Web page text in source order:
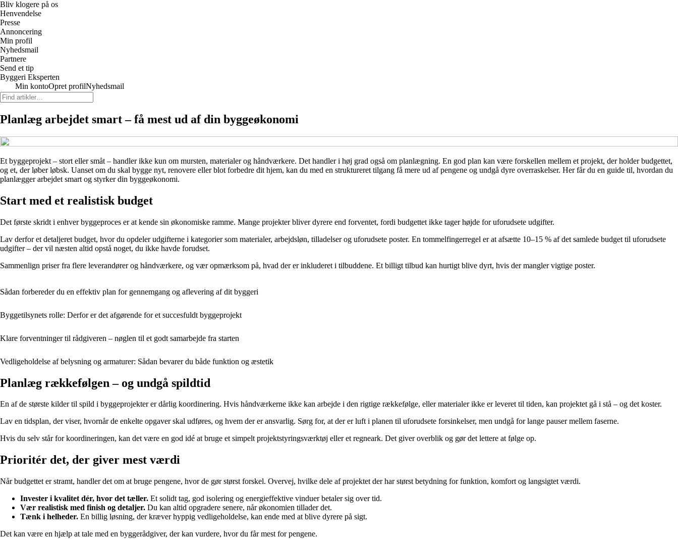
Bliv klogere på os
Henvendelse
Presse
Annoncering
Min profil
Nyhedsmail
Partnere
Send et tip
Byggeri Eksperten
Min kontoOpret profilNyhedsmail
Planlæg arbejdet smart – få mest ud af din byggeøkonomi
Et byggeprojekt – stort eller småt – handler ikke kun om mursten, materialer og håndværkere. Det handler i høj grad også om planlægning. En god plan kan være forskellen mellem et projekt, der holder budgettet,
og et, der løber løbsk. Uanset om du skal bygge nyt, renovere eller blot forbedre dit hjem, kan du med en struktureret tilgang få mere ud af pengene og undgå dyre overraskelser. Her får du en guide til, hvordan du
planlægger arbejdet smart og styrker din byggeøkonomi.
Start med et realistisk budget
Det første skridt i enhver byggeproces er at kende sin økonomiske ramme. Mange projekter bliver dyrere end forventet, fordi budgettet ikke tager højde for uforudsete udgifter.
Lav derfor et detaljeret budget, hvor du opdeler udgifterne i kategorier som materialer, arbejdsløn, tilladelser og uforudsete poster. En tommelfingerregel er at afsætte 10–15 % af det samlede budget til uforudsete
udgifter – der vil næsten altid opstå noget, du ikke havde forudset.
Sammenlign priser fra flere leverandører og håndværkere, og vær opmærksom på, hvad der er inkluderet i tilbuddene. Et billigt tilbud kan hurtigt blive dyrt, hvis der mangler vigtige poster.
Sådan forbereder du en effektiv plan for gennemgang og aflevering af dit byggeri
Byggetilsynets rolle: Derfor er det afgørende for et succesfuldt byggeprojekt
Klare forventninger til rådgiveren – nøglen til et godt samarbejde fra starten
Vedligeholdelse af belysning og armaturer: Sådan bevarer du både funktion og æstetik
Planlæg rækkefølgen – og undgå spildtid
En af de største kilder til spild i byggeprojekter er dårlig koordinering. Hvis håndværkerne ikke kan arbejde i den rigtige rækkefølge, eller materialer ikke er leveret til tiden, kan projektet gå i stå – og det koster.
Lav en tidsplan, der viser, hvornår de enkelte opgaver skal udføres, og hvem der er ansvarlig. Sørg for, at der er luft i planen til uforudsete forsinkelser, men undgå for lange pauser mellem faserne.
Hvis du selv står for koordineringen, kan det være en god idé at bruge et simpelt projektstyringsværktøj eller et regneark. Det giver overblik og gør det lettere at følge op.
Prioritér det, der giver mest værdi
Når budgettet er stramt, handler det om at bruge pengene, hvor de gør størst forskel. Overvej, hvilke dele af projektet der har størst betydning for funktion, komfort og langsigtet værdi.
Invester i kvalitet dér, hvor det tæller. Et solidt tag, god isolering og energieffektive vinduer betaler sig over tid.
Vær realistisk med finish og detaljer. Du kan altid opgradere senere, når økonomien tillader det.
Tænk i helheder. En billig løsning, der kræver hyppig vedligeholdelse, kan ende med at blive dyrere på sigt.
Det kan være en hjælp at tale med en byggerådgiver, der kan vurdere, hvor du får mest for pengene.